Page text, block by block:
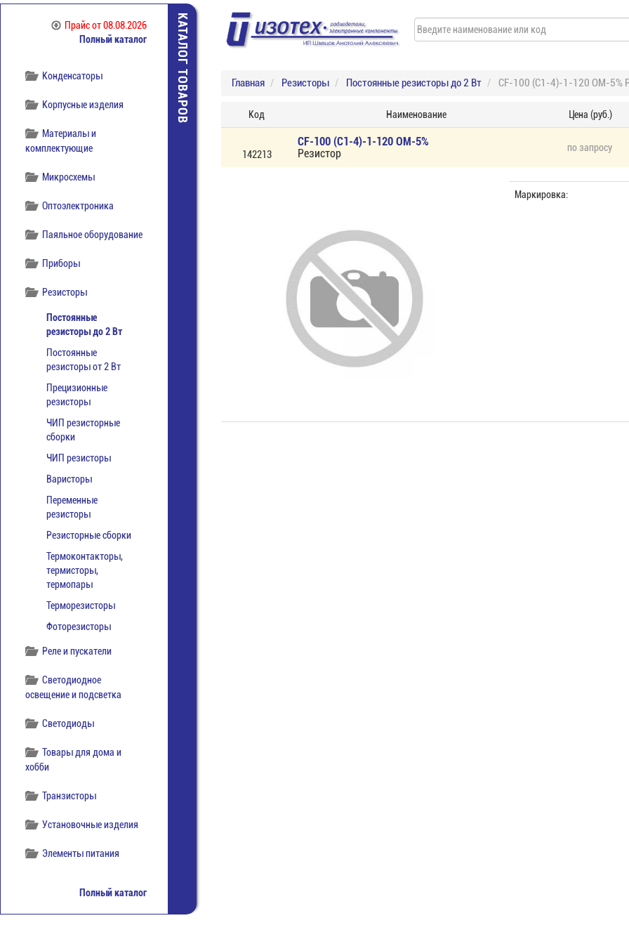
Прайсот 08.08.2026
Полный каталог
отечественная
Компоненты
Конденсаторы
Корпусные изделия
Материалы и
комплектующие
Микросхемы
Оптоэлектроника
Паяльное оборудование
Приборы
Резисторы
Постоянные
резисторы до 2 Вт
Постоянные
резисторы от 2 Вт
Прецизионные
резисторы
ЧИП резисторные
сборки
ЧИП резисторы
Варисторы
Переменные
резисторы
Резисторные сборки
Термоконтакторы,
термисторы,
термопары
Терморезисторы
Фоторезисторы
Реле и пускатели
Светодиодное
освещение и подсветка
Светодиоды
Товары для дома и
хобби
Транзисторы
Установочные изделия
Элементы питания
Полный каталог
КАТАЛОГ ТОВАРОВ Главная Резисторы Постоянные резисторы до 2 Вт CF-100 (С1-4)-1-120 ОМ-5%
Код Наименование Цена (руб.)
142213
CF-100 (С1-4)-1-120 ОМ-5%
Резистор
по запросу
Маркировка: